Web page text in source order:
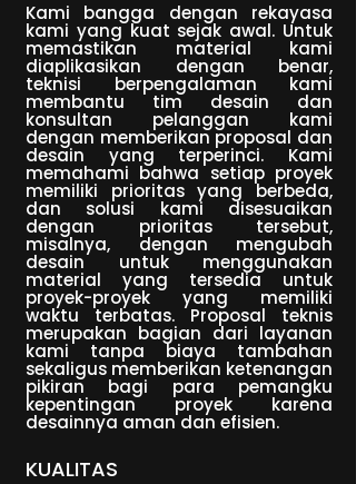
Kami bangga dengan rekayasa
kami yang kuat sejak awal. Untuk
memastikan material kami
diaplikasikan dengan benar,
teknisi berpengalaman kami
membantu tim desain dan
konsultan pelanggan kami
dengan memberikan proposal dan
desain yang terperinci. Kami
memahami bahwa setiap proyek
memiliki prioritas yang berbeda,
dan solusi kami disesuaikan
dengan prioritas tersebut,
misalnya, dengan mengubah
desain untuk menggunakan
material yang tersedia untuk
proyek-proyek yang memiliki
waktu terbatas. Proposal teknis
merupakan bagian dari layanan
kami tanpa biaya tambahan
sekaligus memberikan ketenangan
pikiran bagi para pemangku
kepentingan proyek karena
desainnya aman dan efisien.
KUALITAS